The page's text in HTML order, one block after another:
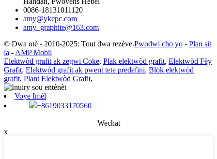
0086-18131011120
amy@ykcpc.com
amy_graphite@163.com
© Dwa otè - 2010-2025: Tout dwa rezève.Pwodwi cho yo - Plan sit
la - AMP Mobil
Elektwòd grafit ak zegwi Coke, Plak elektwòd grafit, Elektwòd Fèy
Grafit, Elektwòd grafit ak pwent tete predefini, Blòk elektwòd
grafit, Plant Elektwòd Grafit,
Voye Imèl
+8619033170560
Wechat
x